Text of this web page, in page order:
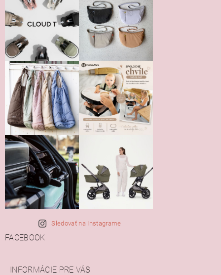
Sledovať na Instagrame
FACEBOOK
INFORMÁCIE PRE VÁS